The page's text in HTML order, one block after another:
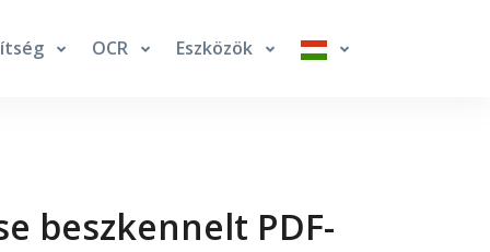
OCR Eszközök
beszkennelt PDF-